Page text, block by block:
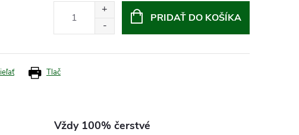
PRIDAŤ DO KOŠÍKA
Tlač
Vždy 100% čerstvé